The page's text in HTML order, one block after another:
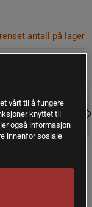
antall på lager
vårt til å fungere
knyttet til
også informasjon
innenfor sosiale